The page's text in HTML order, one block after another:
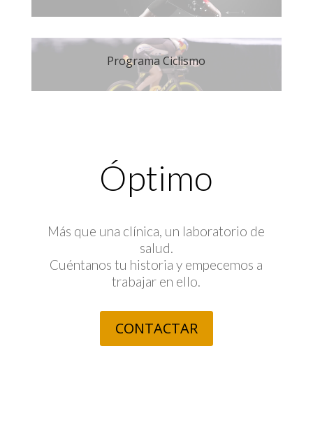
Programa Ciclismo
Óptimo
Más que una clínica, un laboratorio de
salud.
Cuéntanos tu historia y empecemos a
trabajar en ello.
CONTACTAR